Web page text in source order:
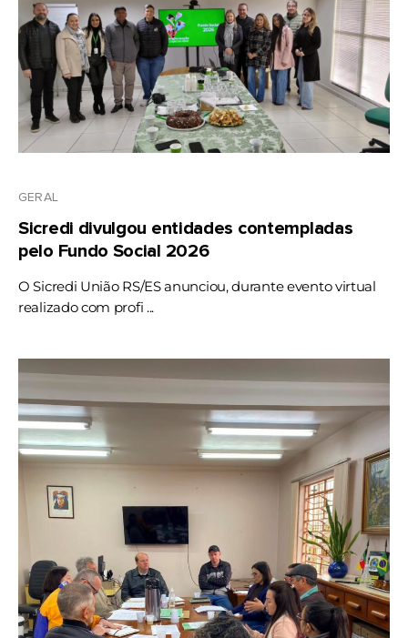
GERAL
Sicredi divulgou entidades contempladas
pelo Fundo Social 2026
O Sicredi União RS/ES anunciou, durante evento virtual
realizado com profi ...